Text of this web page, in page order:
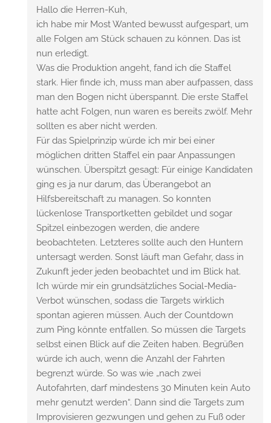
Hallo die Herren-Kuh,
ich habe mir Most Wanted bewusst aufgespart, um
alle Folgen am Stück schauen zu können. Das ist
nun erledigt.
Was die Produktion angeht, fand ich die Staffel
stark. Hier finde ich, muss man aber aufpassen, dass
man den Bogen nicht überspannt. Die erste Staffel
hatte acht Folgen, nun waren es bereits zwölf. Mehr
sollten es aber nicht werden.
Für das Spielprinzip würde ich mir bei einer
möglichen dritten Staffel ein paar Anpassungen
wünschen. Überspitzt gesagt: Für einige Kandidaten
ging es ja nur darum, das Überangebot an
Hilfsbereitschaft zu managen. So konnten
lückenlose Transportketten gebildet und sogar
Spitzel einbezogen werden, die andere
beobachteten. Letzteres sollte auch den Huntern
untersagt werden. Sonst läuft man Gefahr, dass in
Zukunft jeder jeden beobachtet und im Blick hat.
Ich würde mir ein grundsätzliches Social-Media-
Verbot wünschen, sodass die Targets wirklich
spontan agieren müssen. Auch der Countdown
zum Ping könnte entfallen. So müssen die Targets
selbst einen Blick auf die Zeiten haben. Begrüßen
würde ich auch, wenn die Anzahl der Fahrten
begrenzt würde. So was wie „nach zwei
Autofahrten, darf mindestens 30 Minuten kein Auto
mehr genutzt werden“. Dann sind die Targets zum
Improvisieren gezwungen und gehen zu Fuß oder